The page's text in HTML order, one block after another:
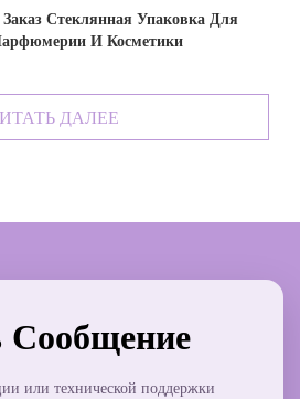
Стеклянная Упаковка Для
И Косметики
ДАЛЕЕ
Сообщение
или технической поддержки